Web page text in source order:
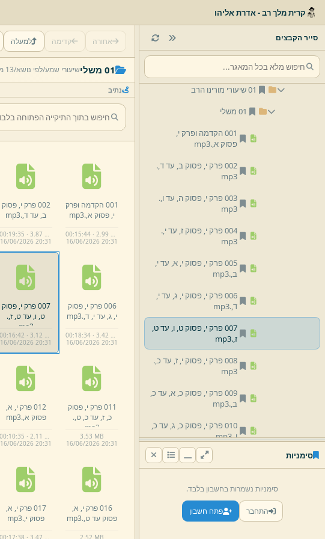
קרית מלך רב - אדרת אליהו
סייר הקבצים
06 חנוכה
13 מיצד
01 שיעורי מורינו הרב
01 משלי
001 הקדמה ופרק י,
פסוק א,.
mp3
002 פרק י,
פסוק ב, עד ד,.
mp3
003 פרק י,
פסוק ה, עד ו,.
mp3
004 פרק י,
פסוק ז, עד י,.
mp3
005 פרק י,
פסוק י, א, עד י,
ב,.
mp3
006 פרק י,
פסוק י, ג, עד י,
ד,.
mp3
007 פרק י,
פסוק ט, ו, עד ט,
ז,.
mp3
008 פרק י,
פסוק י, ז, עד כ,.
mp3
009 פרק י,
פסוק כ, א, עד כ,
ב,.
mp3
010 פרק י,
פסוק כ, ג, עד כ,
ו,.
mp3
פסוק כ, ז,עד כ,
ט,.
mp3
012 פרק י,
א,פסוק א,
013 פרק י,
א,פסוק ב,
סימניות
סימניות נשמרות בחשבון בלבד.
התחבר פתח חשבון
אחורה קדימה למעלה
01 משלי שיעורי שמע/לפי נושא/13 מיצד/
נתיב
001 הקדמה ופרק
י, פסוק א,.
mp3
00:15:44 · 2.99 MB
16/06/2026 20:31
002 פרק י,
פסוק
ב, עד ד,.
mp3
00:19:35 · 3.87 MB
16/06/2026 20:31
006 פרק י,
פסוק
י, ג, עד י, ד,.
mp3
00:18:34 · 3.42 MB
16/06/2026 20:31
007 פרק י,
פסוק
ט, ו, עד ט, ז,.
mp3
00:16:42 · 3.12 MB
16/06/2026 20:31
011 פרק י,
פסוק
כ, ז, עד כ, ט,.
mp3
3.53 MB
16/06/2026 20:31
012 פרק י,
א,
פסוק א,.
mp3
00:10:35 · 2.11 MB
16/06/2026 20:31
016 פרק י,
א,
פסוק עד ט,.
mp3
2. 52 MB
017 פרק י,
א,
פסוק י,.
mp3